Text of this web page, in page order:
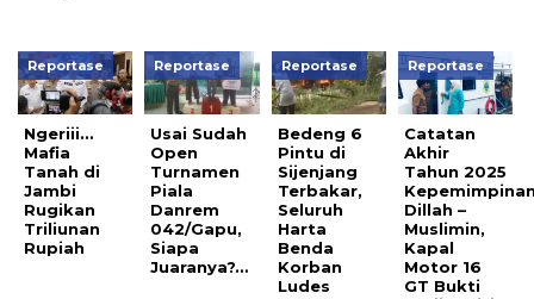
Reportase
Ngeriii…
Mafia
Tanah di
Jambi
Rugikan
Triliunan
Rupiah
Reportase
Usai Sudah
Open
Turnamen
Piala
Danrem
042/Gapu,
Siapa
Juaranya?…
Reportase
Bedeng 6
Pintu di
Sijenjang
Terbakar,
Seluruh
Harta
Benda
Korban
Ludes
Reportase
Catatan
Akhir
Tahun 2025
Dillah –
Muslimin,
Kapal
Motor 16
GT Bukti